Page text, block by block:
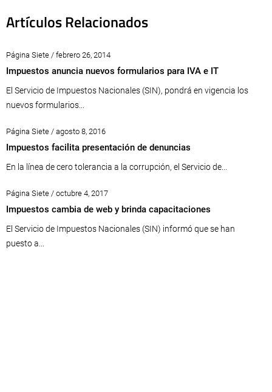
Artículos Relacionados
Página Siete / febrero 26, 2014
Impuestos anuncia nuevos formularios para IVA e IT
El Servicio de Impuestos Nacionales (SIN), pondrá en vigencia los
nuevos formularios...
Página Siete / agosto 8, 2016
Impuestos facilita presentación de denuncias
En la línea de cero tolerancia a la corrupción, el Servicio de...
Página Siete / octubre 4, 2017
Impuestos cambia de web y brinda capacitaciones
El Servicio de Impuestos Nacionales (SIN) informó que se han
puesto a...